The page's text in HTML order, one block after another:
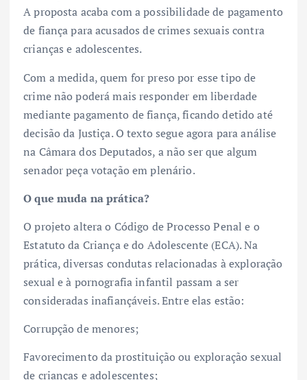
A proposta acaba com a possibilidade de pagamento
de fiança para acusados de crimes sexuais contra
crianças e adolescentes.
Com a medida, quem for preso por esse tipo de
crime não poderá mais responder em liberdade
mediante pagamento de fiança, ficando detido até
decisão da Justiça. O texto segue agora para análise
na Câmara dos Deputados, a não ser que algum
senador peça votação em plenário.
O que muda na prática?
O projeto altera o Código de Processo Penal e o
Estatuto da Criança e do Adolescente (ECA). Na
prática, diversas condutas relacionadas à exploração
sexual e à pornografia infantil passam a ser
consideradas inafiançáveis. Entre elas estão:
Corrupção de menores;
Favorecimento da prostituição ou exploração sexual
de crianças e adolescentes;